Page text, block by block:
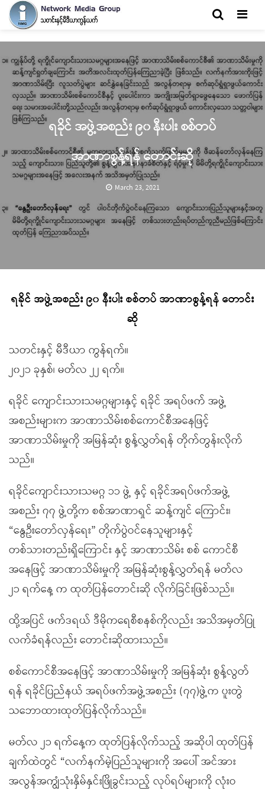
ရခိုင် အဖွဲ့အစည်း ၉၀ နီးပါး စစ်တပ်
အာဏာစွန့်ရန် တောင်းဆို
March 23, 2021
ရခိုင် အဖွဲ့အစည်း ၉၀ နီးပါး စစ်တပ် အာဏာစွန့်ရန် တောင်း
ဆို
သတင်းနှင့် မီဒီယာ ကွန်ရက်။
၂၀၂၁ ခုနှစ်၊ မတ်လ ၂၂ ရက်။
ရခိုင် ကျောင်းသားသမဂ္ဂများနှင့် ရခိုင် အရပ်ဖက် အဖွဲ့
အစည်းများက အာဏာသိမ်းစစ်ကောင်စီအနေဖြင့်
အာဏာသိမ်းမှုကို အမြန်ဆုံး စွန့်လွှတ်ရန် တိုက်တွန်းလိုက်
သည်။
ရခိုင်ကျောင်းသားသမဂ္ဂ ၁၁ ဖွဲ့ နှင့် ရခိုင်အရပ်ဖက်အဖွဲ့
အစည်း ၇၇ ဖွဲ့တို့က စစ်အာဏာရှင် ဆန့်ကျင် ကြောင်း၊
“နွေဦးတော်လှန်ရေး” တိုက်ပွဲဝင်နေသူများနှင့်
တစ်သားတည်းရှိကြောင်း နှင့် အာဏာသိမ်း စစ် ကောင်စီ
အနေဖြင့် အာဏာသိမ်းမှုကို အမြန်ဆုံးစွန့်လွှတ်ရန် မတ်လ
၂၁ ရက်နေ့ က ထုတ်ပြန်တောင်းဆို လိုက်ခြင်းဖြစ်သည်။
ထို့အပြင် ဖက်ဒရယ် ဒီမိုကရေစီစနစ်ကိုလည်း အသိအမှတ်ပြု
လက်ခံရန်လည်း တောင်းဆိုထားသည်။
စစ်ကောင်စီအနေဖြင့် အာဏာသိမ်းမှုကို အမြန်ဆုံး စွန့်လွတ်
ရန် ရခိုင်ပြည်နယ် အရပ်ဖက်အဖွဲ့အစည်း (၇၇)ဖွဲ့က ပူးတွဲ
သဘောထားထုတ်ပြန်လိုက်သည်။
မတ်လ ၂၁ ရက်နေ့က ထုတ်ပြန်လိုက်သည့် အဆိုပါ ထုတ်ပြန်
ချက်ထဲတွင် “လက်နက်မဲ့ပြည်သူများကို အပေါ် အင်အား
အလွန်အကျွံသုံးနှိမ်နှင်းဖြိုခွင်းသည့် လုပ်ရပ်များကို လုံးဝ